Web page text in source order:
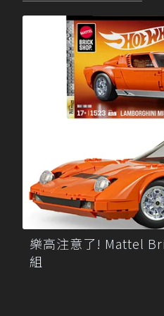
樂高注意了! Mattel
組